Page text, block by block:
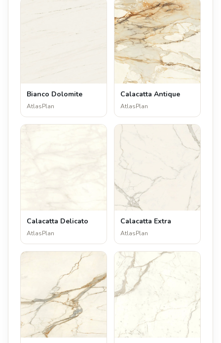
Bianco Dolomite
AtlasPlan
Calacatta Antique
AtlasPlan
Calacatta Delicato
AtlasPlan
Calacatta Extra
AtlasPlan